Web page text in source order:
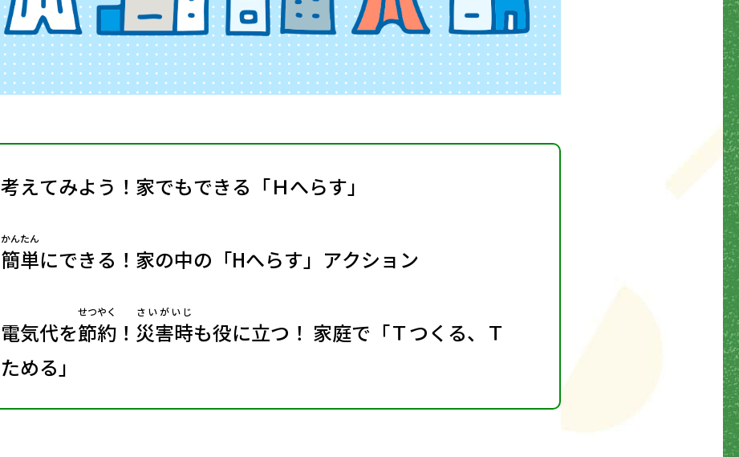
考えてみよう！家でもできる「Ｈへらす」
簡単
かんたん
にできる！家の中の「Hへらす」アクション
電気代を節約
せつやく
！ 災害時
さいがいじ
も役に立つ！ 家庭で「Ｔつくる、Ｔ
ためる」